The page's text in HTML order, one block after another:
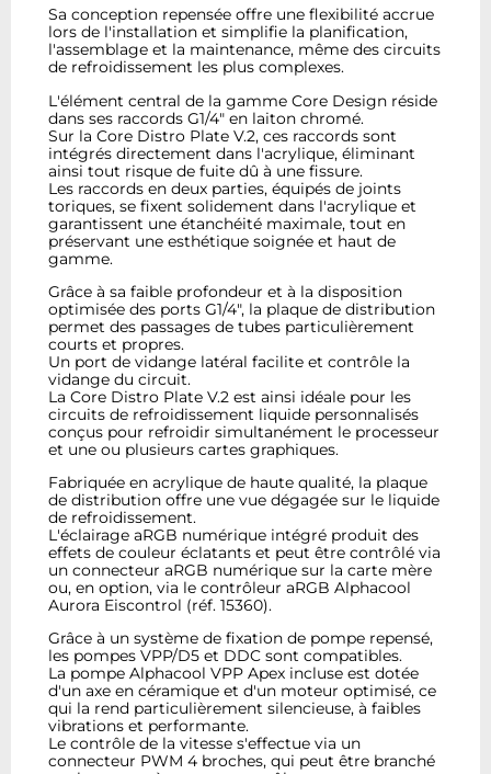
Sa conception repensée offre une flexibilité accrue
lors de l'installation et simplifie la planification,
l'assemblage et la maintenance, même des circuits
de refroidissement les plus complexes.
L'élément central de la gamme Core Design réside
dans ses raccords G1/4" en laiton chromé.
Sur la Core Distro Plate V.2, ces raccords sont
intégrés directement dans l'acrylique, éliminant
ainsi tout risque de fuite dû à une fissure.
Les raccords en deux parties, équipés de joints
toriques, se fixent solidement dans l'acrylique et
garantissent une étanchéité maximale, tout en
préservant une esthétique soignée et haut de
gamme.
Grâce à sa faible profondeur et à la disposition
optimisée des ports G1/4", la plaque de distribution
permet des passages de tubes particulièrement
courts et propres.
Un port de vidange latéral facilite et contrôle la
vidange du circuit.
La Core Distro Plate V.2 est ainsi idéale pour les
circuits de refroidissement liquide personnalisés
conçus pour refroidir simultanément le processeur
et une ou plusieurs cartes graphiques.
Fabriquée en acrylique de haute qualité, la plaque
de distribution offre une vue dégagée sur le liquide
de refroidissement.
L'éclairage aRGB numérique intégré produit des
effets de couleur éclatants et peut être contrôlé via
un connecteur aRGB numérique sur la carte mère
ou, en option, via le contrôleur aRGB Alphacool
Aurora Eiscontrol (réf. 15360).
Grâce à un système de fixation de pompe repensé,
les pompes VPP/D5 et DDC sont compatibles.
La pompe Alphacool VPP Apex incluse est dotée
d'un axe en céramique et d'un moteur optimisé, ce
qui la rend particulièrement silencieuse, à faibles
vibrations et performante.
Le contrôle de la vitesse s'effectue via un
connecteur PWM 4 broches, qui peut être branché